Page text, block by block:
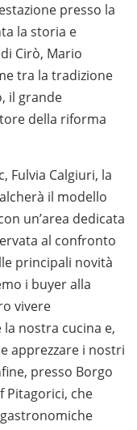
presso la
la storia e
Cirò, Mario
tra la tradizione
il grande
della riforma
Fulvia Calgiuri, la
il modello
un’area dedicata
al confronto
principali novità
i buyer alla
vivere
la nostra cucina e,
apprezzare i nostri
presso Borgo
Pitagorici, che